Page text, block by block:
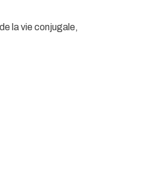
la vie conjugale,